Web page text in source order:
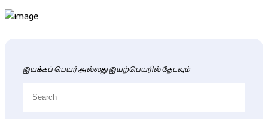
இயக்கப் பெயர் அல்லது இயற்பெயரில் தேடவும்